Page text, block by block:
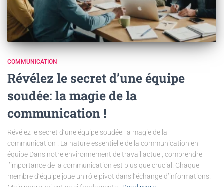
COMMUNICATION
Révélez le secret d’une équipe
soudée: la magie de la
communication !
Révélez le secret d’une équipe soudée: la magie de la
communication ! La nature essentielle de la communication en
équipe Dans notre environnement de travail actuel, comprendre
l’importance de la communication est plus que crucial. Chaque
membre d’équipe joue un rôle pivot dans l’échange d’informations.